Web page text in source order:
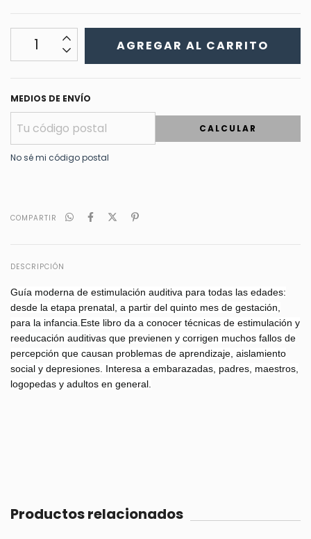
MEDIOS DE ENVÍO
CALCULAR
No sé mi código postal
COMPARTIR
DESCRIPCIÓN
Guía moderna de estimulación auditiva para todas las edades:
desde la etapa prenatal, a partir del quinto mes de gestación,
para la infancia.Este libro da a conocer técnicas de estimulación y
reeducación auditivas que previenen y corrigen muchos fallos de
percepción que causan problemas de aprendizaje, aislamiento
social y depresiones. Interesa a embarazadas, padres, maestros,
logopedas y adultos en general.
Productos relacionados